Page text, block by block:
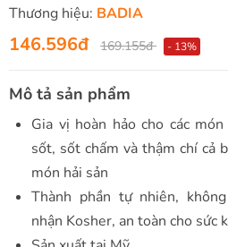
Thương hiệu: BADIA
146.596đ 169.155đ - 13%
Mô tả sản phẩm
Gia vị hoàn hảo cho các
sốt, sốt chấm và thậm chí cả
món hải sản
Thành phần tự nhiên,
nhận Kosher, an toàn cho sức